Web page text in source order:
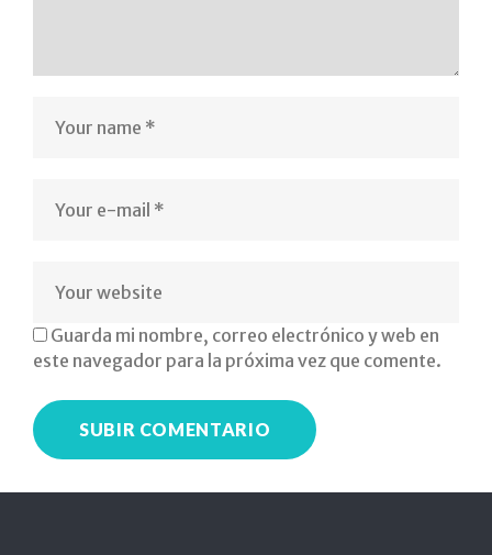
al-
terapeuta-
psicopedagogo-
profesor-
600x450
Guarda mi nombre, correo electrónico y web en
este navegador para la próxima vez que comente.